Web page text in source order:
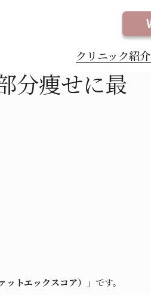
クリニック紹介
ド）
分痩せに最
ットエックスコア）」 です。